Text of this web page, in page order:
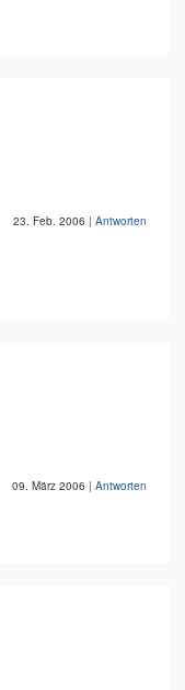
23. Feb. 2006 | Antworten
09. März 2006 | Antworten